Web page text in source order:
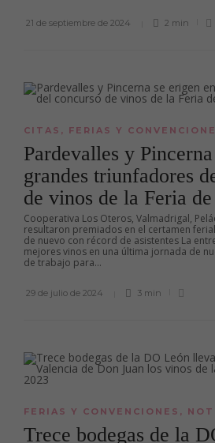
21 de septiembre de 2024 2 min
CITAS , FERIAS Y
Pardevalles y
grandes triunfadores
de vinos de la Feria
Cooperativa Los Oteros, Valmadrigal,
resultaron premiados en el certamen
de nuevo con récord de asistentes La
mejores vinos en una última jornada de
de trabajo para...
29 de julio de 2024 3 min
FERIAS Y CONVENCIONES ,
Trece bodegas de la